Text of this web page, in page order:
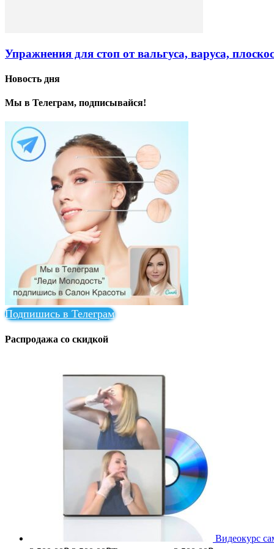
Упражнения для стоп от вальгуса, варуса,
Новость дня
Мы в Телеграм, подписывайся!
Подпишись в Телеграм
Распродажа со скидкой
Видеокурс